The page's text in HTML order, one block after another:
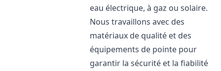
eau électrique, à gaz ou solaire.
Nous travaillons avec des
matériaux de qualité et des
équipements de pointe pour
garantir la sécurité et la fiabilité